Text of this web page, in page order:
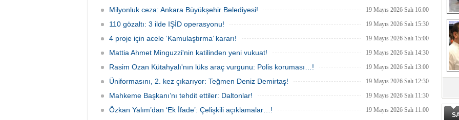
çeken detaylar yer aldı.
Milyonluk ceza: Ankara Büyükşehir Belediyesi! 19 Mayıs 2026 Salı 16:00
110 gözaltı: 3 ilde IŞİD operasyonu! 19 Mayıs 2026 Salı 15:30
4 proje için acele ‘Kamulaştırma’ kararı! 19 Mayıs 2026 Salı 15:00
Mattia Ahmet Minguzzi'nin katilinden yeni vukuat! 19 Mayıs 2026 Salı 14:30
Rasim Ozan Kütahyalı'nın lüks araç vurgunu: Polis koruması…! 19 Mayıs 2026 Salı 13:00
Üniformasını, 2. kez çıkarıyor: Teğmen Deniz Demirtaş! 19 Mayıs 2026 Salı 12:30
Mahkeme Başkanı’nı tehdit ettiler: Daltonlar! 19 Mayıs 2026 Salı 11:30
Özkan Yalım’dan ‘Ek İfade’: Çelişkili açıklamalar…! 19 Mayıs 2026 Salı 11:00